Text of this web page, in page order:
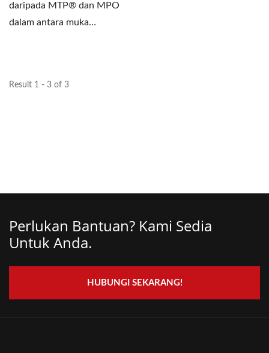
daripada MTP® dan MPO
dalam antara muka
Result 1 - 3 of 3
Perlukan Bantuan? Kami Sedia
Untuk Anda.
HUBUNGI SEKARANG!